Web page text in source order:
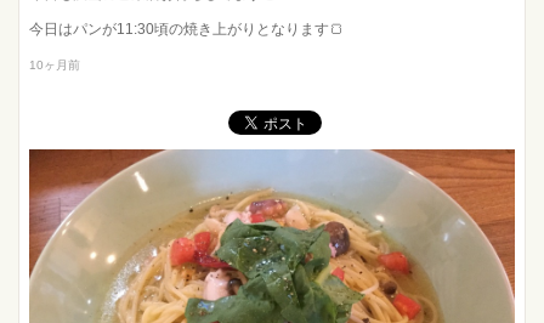
今日はパンが11:30頃の焼き上がりとなります🍞
10ヶ月前